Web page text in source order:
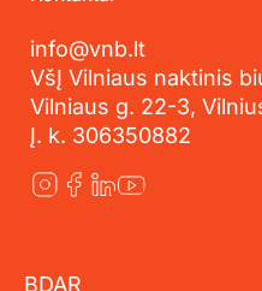
info@vnb.lt
VšĮ Vilniaus naktinis
Vilniaus g. 22-3,
Į. k. 306350882
BDAR